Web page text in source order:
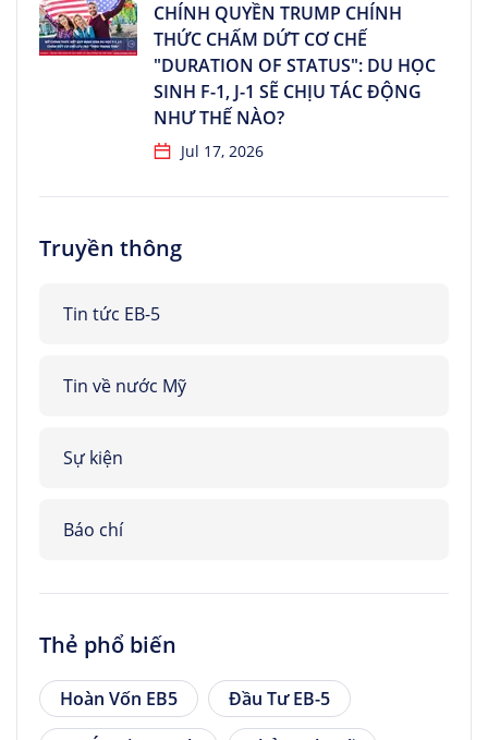
CHÍNH QUYỀN TRUMP CHÍNH
THỨC CHẤM DỨT CƠ CHẾ
"DURATION OF STATUS": DU HỌC
SINH F-1, J-1 SẼ CHỊU TÁC ĐỘNG
NHƯ THẾ NÀO?
Jul 17, 2026
Truyền thông
Tin tức EB-5
Tin về nước Mỹ
Sự kiện
Báo chí
Thẻ phổ biến
Hoàn Vốn EB5
Đầu Tư EB-5